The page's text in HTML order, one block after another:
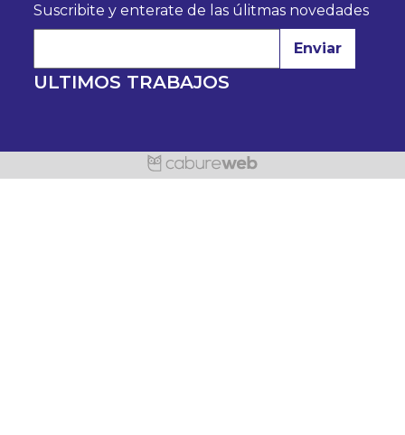
Suscribite y enterate de las úlitmas novedades
Enviar
ULTIMOS TRABAJOS